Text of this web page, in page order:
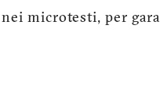
microtesti, per